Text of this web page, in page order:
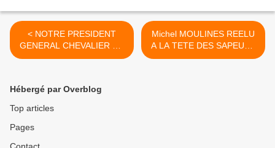
< NOTRE PRESIDENT
GENERAL CHEVALIER DU
GRAND ORDRE DES
Michel MOULINES REELU
A LA TETE DES SAPEURS
POMPIERS DE PARIS A
Hébergé par Overblog
Top articles
Pages